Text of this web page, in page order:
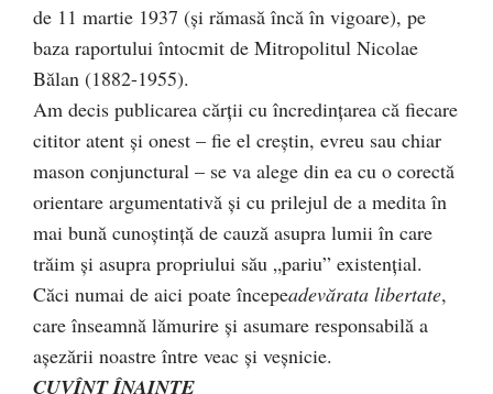
de 11 martie 1937 (şi rămasă încă în vigoare), pe
baza raportului întocmit de Mitropolitul Nicolae
Bălan (1882-1955).
Am decis publicarea cărţii cu încredinţarea că fiecare
cititor atent şi onest – fie el creştin, evreu sau chiar
mason conjunctural – se va alege din ea cu o corectă
orientare argumentativă şi cu prilejul de a medita în
mai bună cunoştinţă de cauză asupra lumii în care
trăim şi asupra propriului său „pariu” existenţial.
Căci numai de aici poate începeadevărata libertate,
care înseamnă lămurire şi asumare responsabilă a
aşezării noastre între veac şi veşnicie.
CUVÎNT ÎNAINTE